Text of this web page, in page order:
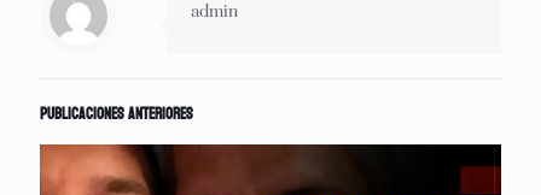
admin
Publicaciones anteriores